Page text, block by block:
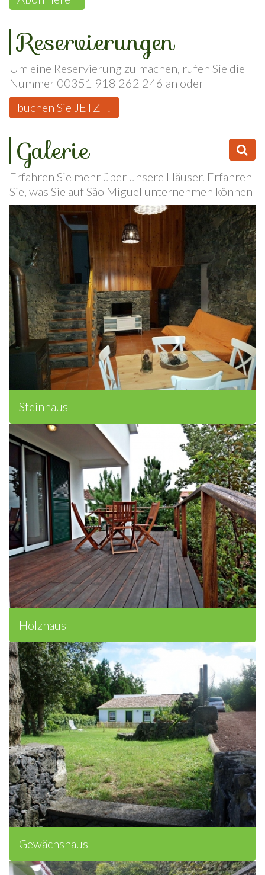
Reservierungen
Um eine Reservierung zu machen, rufen Sie die
Nummer 00351 918 262 246 an oder
Galerie
Erfahren Sie mehr über unsere Häuser. Erfahren
Sie, was Sie auf São Miguel unternehmen können
Steinhaus
Holzhaus
Gewächshaus